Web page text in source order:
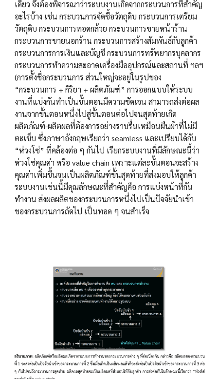
เดียว จึงต้องพิจารณาว่าระบบงานเกิดจากกระบวนการที่สำคัญ
อะไรบ้าง เช่น กระบวนการจัดซื้อวัตถุดิบ กระบวนการเตรียม
วัตถุดิบ กระบวนการทอดกล้วย กระบวนการขายหน้าร้าน
กระบวนการขายนอกร้าน กระบวนการสร้างสัมพันธ์กับลูกค้า
กระบวนการการเงินและบัญชี กระบวนการทรัพยากรบุคลากร
กระบวนการทำความสะอาดเครื่องมืออุปกรณ์และสถานที่ ฯลฯ
(การตั้งชื่อกระบวนการ ส่วนใหญ่จะอยู่ในรูปของ
“กระบวนการ + กิริยา + ผลิตภัณฑ์” การออกแบบให้ระบบ
งานที่แบ่งกันทำเป็นขั้นตอนมีความชัดเจน สามารถส่งต่อผล
งานจากขั้นตอนหนึ่งไปสู่ขั้นตอนต่อไปจนสุดท้ายเกิด
ผลิตภัณฑ์-ผลิตผลที่ต้องการอย่างราบรื่นเหมือนผืนผ้าที่ไม่มี
ตะเข็บ ซึ่งภาษาอังกฤษเรียกว่า seamless และเปรียบได้กับ
“ห่วงโซ่” ที่คล้องต่อ ๆ กันไป เรียกระบบงานที่มีลักษณะนี้ว่า
ห่วงโซ่คุณค่า หรือ value chain เพราะแต่ละขั้นตอนจะสร้าง
คุณค่าเพิ่มขึ้นจนเป็นผลิตภัณฑ์ขั้นสุดท้ายที่ส่งมอบให้ลูกค้า
ระบบงานเช่นนี้มีคุณลักษณะที่สำคัญคือ การแบ่งหน้าที่กัน
ทำงาน ส่งผลผลิตของกระบวนการหนึ่งไปเป็นปัจจัยนำเข้า
ของกระบวนการถัดไป เป็นทอด ๆ จนสำเร็จ